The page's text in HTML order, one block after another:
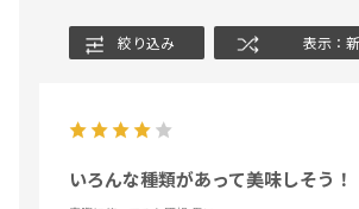
絞り込み 表示：
いろんな種類があって美味しそう！